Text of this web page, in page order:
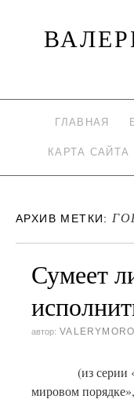
ГЛАВНАЯ
КАРТА САЙТА
АРХИВ МЕТКИ:
Сумеет
автор:
(из серии
мировом